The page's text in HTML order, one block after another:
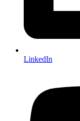
LinkedIn